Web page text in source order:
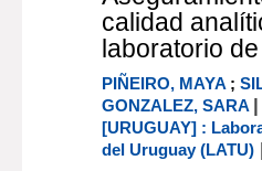
calidad
laboratorio
PIÑEIRO, MAYA ;
GONZALEZ, SARA |
[URUGUAY] :
del Uruguay (LATU)